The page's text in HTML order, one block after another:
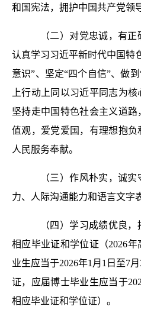
和国宪法，拥护中国共产党领
（二）对党忠诚，有
认真学习习近平新时代中国特
意识”、坚定“四个自信”、做
上行动上同以习近平同志为
坚持走中国特色社会主义道
值观，爱党爱国，有理想抱
人民服务奉献。
（三）作风朴实，诚
力、人际沟通能力和语言文字
（四）学习成绩优良
相应毕业证和学位证（2026
业生应当于2026年1月1日至7
证，应届博士毕业生应当于
相应毕业证和学位证）。